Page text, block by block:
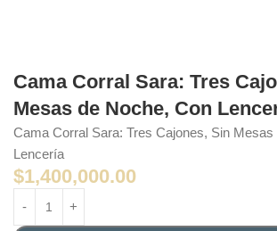
Cama Corral Sara: Tres
Mesas de Noche, Con
Cama Corral Sara: Tres Cajones, Sin
Lencería
$1,400,000.00